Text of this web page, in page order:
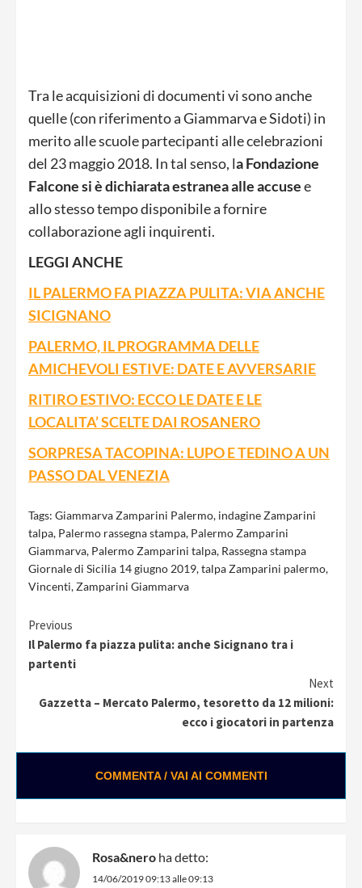
Tra le acquisizioni di documenti vi sono anche
quelle (con riferimento a Giammarva e Sidoti) in
merito alle scuole partecipanti alle celebrazioni
del 23 maggio 2018. In tal senso, la Fondazione
Falcone si è dichiarata estranea alle accusee
allo stesso tempo disponibile a fornire
collaborazione agli inquirenti.
LEGGI ANCHE
IL PALERMO FA PIAZZA PULITA: VIA ANCHE
SICIGNANO
PALERMO, IL PROGRAMMA DELLE
AMICHEVOLI ESTIVE: DATE E AVVERSARIE
RITIRO ESTIVO: ECCO LE DATE E LE
LOCALITA’ SCELTE DAI ROSANERO
SORPRESA TACOPINA: LUPO E TEDINO A UN
PASSO DAL VENEZIA
Tags: Giammarva Zamparini Palermo, indagine Zamparini
talpa, Palermo rassegna stampa, Palermo Zamparini
Giammarva, Palermo Zamparini talpa, Rassegna stampa
Giornale di Sicilia 14 giugno 2019,talpa Zamparini palermo,
Vincenti,Zamparini Giammarva
Continue
Reading
Previous
Il Palermo fa piazza pulita: anche Sicignano tra i
partenti
Next
Gazzetta – Mercato Palermo, tesoretto da 12 milioni:
ecco i giocatori in partenza
COMMENTA / VAI AI COMMENTI
Rosa&nero ha detto:
14/06/2019 09:13 alle 09:13